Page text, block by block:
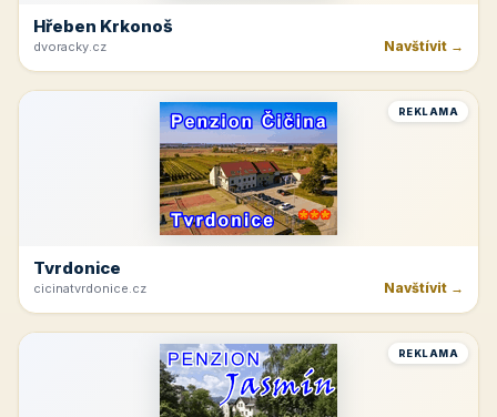
Hřeben Krkonoš
dvoracky.cz Navštívit →
REKLAMA
Tvrdonice
cicinatvrdonice.cz Navštívit →
REKLAMA